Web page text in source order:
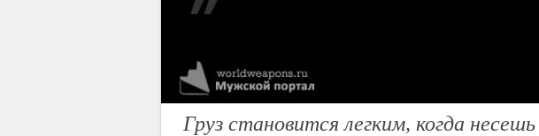
Груз становится легким, когда